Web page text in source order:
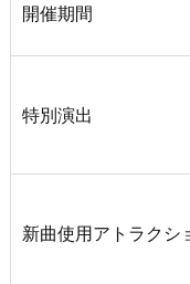
開催期間
特別演出
新曲使用アトラクシ